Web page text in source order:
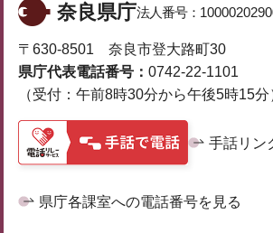
奈良県庁法人番号：
〒630-8501 奈良市登大路町30
県庁代表電話番号： 0742-22-1101
（受付：午前8時30分から午後5時15分
手話リン
県庁各課室への電話番号を見る